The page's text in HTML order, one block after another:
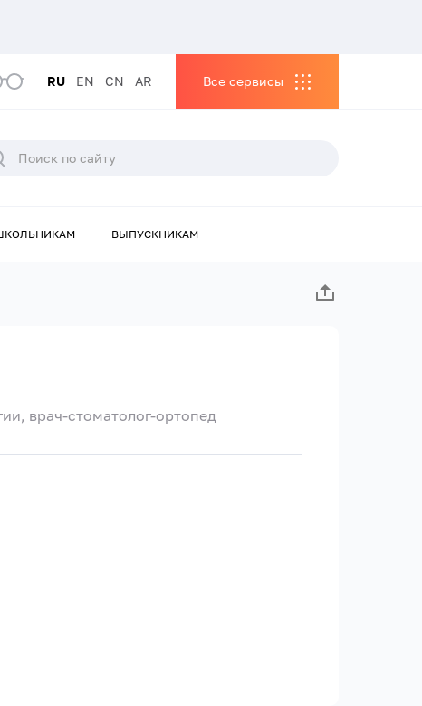
RU EN CN AR Все сервисы
ВЫПУСКНИКАМ
врач-стоматолог-ортопед